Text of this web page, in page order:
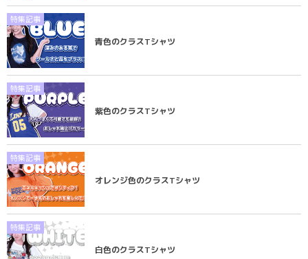
特集記事
青色のクラスTシャツ
特集記事
紫色のクラスTシャツ
特集記事
オレンジ色のクラスTシャツ
特集記事
白色のクラスTシャツ